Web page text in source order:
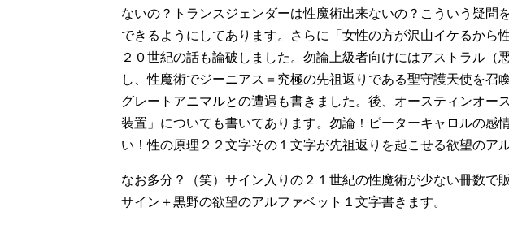
ないの？トランスジェンダーは性魔術出来ないの？こういう疑問
できるようにしてあります。さらに「女性の方が沢山イケるから
２０世紀の話も論破しました。勿論上級者向けにはアストラル（
し、性魔術でジーニアス＝究極の先祖返りである聖守護天使を召
グレートアニマルとの遭遇も書きました。後、オースティンオー
装置」についても書いてあります。勿論！ピーターキャロルの感
い！性の原理２２文字その１文字が先祖返りを起こせる欲望のア
なお多分？（笑）サイン入りの２１世紀の性魔術が少ない冊数で
サイン＋黒野の欲望のアルファベット１文字書きます。